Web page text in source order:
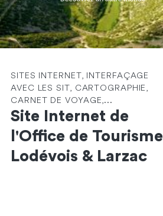
SITES INTERNET, INTERFAÇAGE
AVEC LES SIT, CARTOGRAPHIE,
CARNET DE VOYAGE,...
Site Internet de
l'Office de Tourisme
Lodévois & Larzac